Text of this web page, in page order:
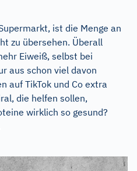
ist die Menge an
zu übersehen. Überall
Eiweiß, selbst bei
aus schon viel davon
auf TikTok und Co extra
die helfen sollen,
wirklich so gesund?